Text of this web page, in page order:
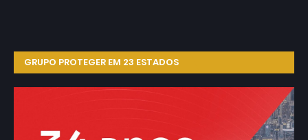
GRUPO PROTEGER EM 23 ESTADOS